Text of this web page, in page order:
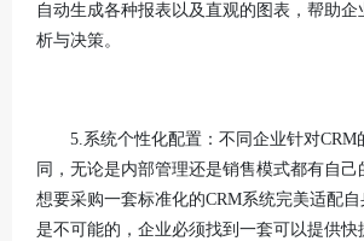
自动生成各种报表以及直观的图表，帮助
析与决策。
5.系统个性化配置：不同企业针对CRM
同，无论是内部管理还是销售模式都有自
想要采购一套标准化的CRM系统完美适配
是不可能的，企业必须找到一套可以提供快